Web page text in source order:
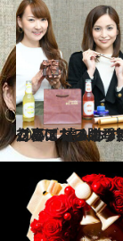
2017.11.10
クリスマスの季節に心をこめて 達人おすすめの絶対喜ばれる
グルメ